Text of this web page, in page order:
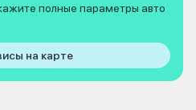
полные параметры авто
на карте